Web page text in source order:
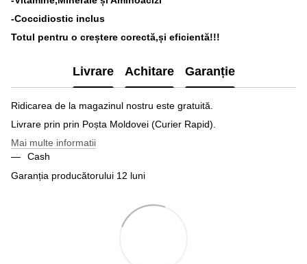
-Coccidiostic inclus
Totul pentru o creștere corectă,și eficientă!!!
Livrare Achitare Garanție
Ridicarea de la magazinul nostru este gratuită.
Livrare prin prin Poșta Moldovei (Curier Rapid).
Mai multe informatii
Cash
Garanția producătorului 12 luni